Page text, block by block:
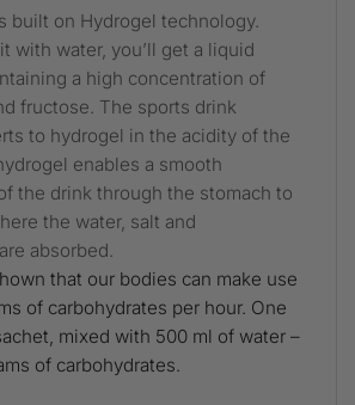
built on Hydrogel technology.
with water, you’ll get a liquid
a high concentration of
fructose. The sports drink
to hydrogel in the acidity of the
enables a smooth
the drink through the stomach to
the water, salt and
absorbed.
that our bodies can make use
of carbohydrates per hour. One
mixed with 500 ml of water –
of carbohydrates.